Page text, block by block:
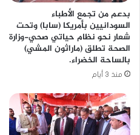
بدعم من تجمع الأطباء
السودانيين بأمريكا (سابا) وتحت
شعار نحو نظام حياتي صحي-وزارة
الصحة تطلق (ماراثون المشي)
بالساحة الخضراء.
منذ 3 أيام